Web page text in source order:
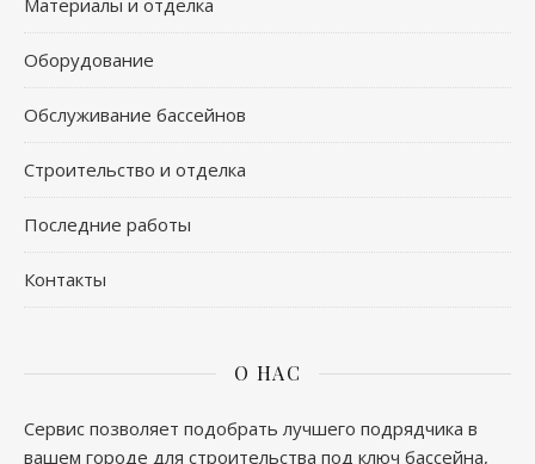
Материалы и отделка
Оборудование
Обслуживание бассейнов
Строительство и отделка
Последние работы
Контакты
О НАС
Сервис позволяет подобрать лучшего подрядчика в
вашем городе для строительства под ключ бассейна,